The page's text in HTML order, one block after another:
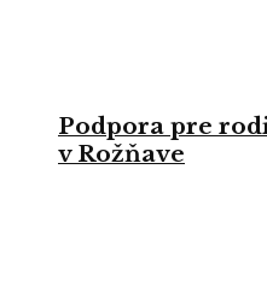
Podpora pre
v Rožňave